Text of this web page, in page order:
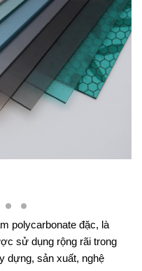
polycarbonate đặc, là
sử dụng rộng rãi trong
dựng, sản xuất, nghệ